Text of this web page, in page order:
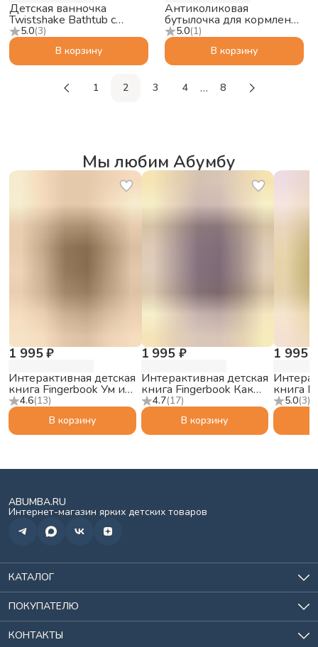
5.0(3)
Детская ванночка
Twistshake Bathtub с
подушкой, пастельный
серый
В корзину
5.0(1)
Антиколиковая
бутылочка для кормления
Twistshake 125 мл,
чёрный
В корзину
1 2 3 4 … 8
Мы любим Абумбу
4.6(13)
1 995 ₽
Интерактивная детская
книга Fingerbook Ум и
Хрум
В корзину
4.7(17)
1 995 ₽
Интерактивная детская
книга Fingerbook Как
звучат сны
В корзину
5.0(3)
1 995
книга
Ми-
ABUMBA.RU
Интернет-магазин ярких детских товаров
КАТАЛОГ
Игрушки
Для кормления
Хранение
Спорт и отдых
ПОКУПАТЕЛЮ
О нас
История заказов
КОНТАКТЫ